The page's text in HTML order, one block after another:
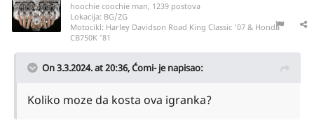
hoochie coochie man, 1239 postova
Lokacija: BG/ZG
Motocikl: Harley Davidson Road King Classic '07 & Honda
CB750K '81
On 3.3.2024. at 20:36,Ćomi-je napisao:
Koliko moze da kosta ova igranka?